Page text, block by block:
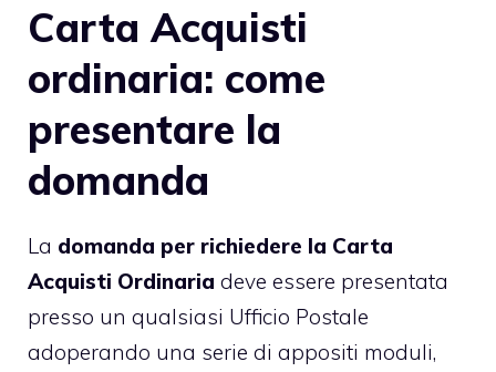
Carta Acquisti
ordinaria: come
presentare la
domanda
La domanda per richiedere la Carta
Acquisti Ordinaria deve essere presentata
presso un qualsiasi Ufficio Postale
adoperando una serie di appositi moduli,